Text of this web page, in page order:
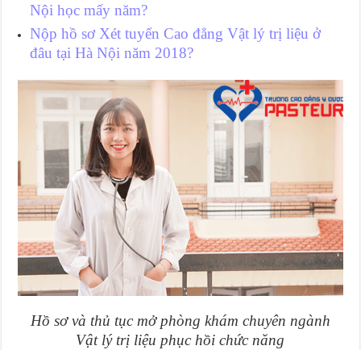
Nội học mấy năm?
Nộp hồ sơ Xét tuyển Cao đẳng Vật lý trị liệu ở
đâu tại Hà Nội năm 2018?
Hồ sơ và thủ tục mở phòng khám chuyên ngành
Vật lý trị liệu phục hồi chức năng